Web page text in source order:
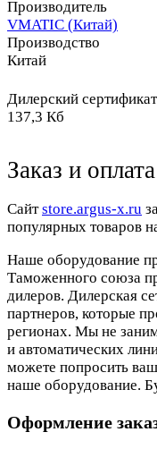
Производитель
VMATIC (Китай)
Производство
Китай
Дилерский
137,3 Кб
Заказ и оплата
Cайтstore.argus-x.ru
популярных товаров
Наше оборудование
Таможенного союза
дилеров. Дилерская
партнеров, которые
регионах. Мы не
и автоматических
можете попросить
наше оборудование.
Оформление